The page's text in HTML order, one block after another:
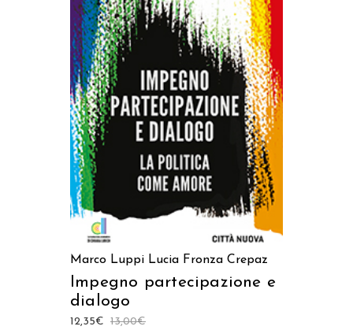
AGGIUNGI AL CARRELLO
Marco Luppi Lucia Fronza Crepaz
Impegno partecipazione e
dialogo
13,00€
12,35€